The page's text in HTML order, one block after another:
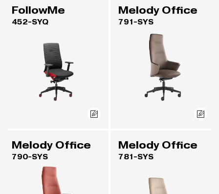
FollowMe
452-SYQ
Melody Office
791-SYS
Melody Office
790-SYS
Melody Office
781-SYS